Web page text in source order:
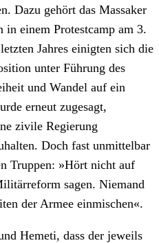
Dazu gehört das Massaker
in einem Protestcamp am 3.
Jahres einigten sich die
unter Führung des
und Wandel auf ein
erneut zugesagt,
zivile Regierung
Doch fast unmittelbar
Truppen: »Hört nicht auf
sagen. Niemand
der Armee einmischen«.
Hemeti, dass der jeweils